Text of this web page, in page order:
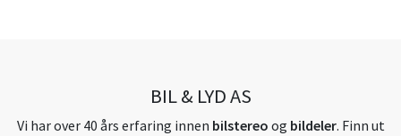
BIL & LYD AS
Vi har over 40 års erfaring innen bilstereo og bildeler. Finn ut